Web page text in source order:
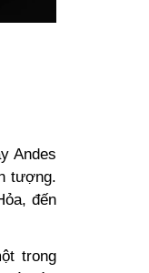
Andes
tượng.
đến
trong